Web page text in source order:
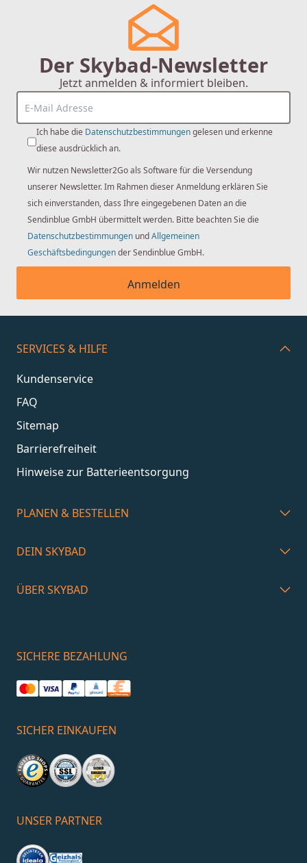
Der Skybad-Newsletter
Jetzt anmelden & informiert bleiben.
Ich habe die Datenschutzbestimmungengelesen und erkenne
diese ausdrücklich an.
Wir nutzen Newsletter2Go als Software für die Versendung
unserer Newsletter. Im Rahmen dieser Anmeldung erklären Sie
sich einverstanden, dass Ihre eingegebenen Daten an die
Sendinblue GmbH übermittelt werden. Bitte beachten Sie die
Datenschutzbestimmungen undAllgemeinen
Geschäftsbedingungender Sendinblue GmbH.
Anmelden
SERVICES & HILFE
Kundenservice
FAQ
Sitemap
Barrierefreiheit
Hinweise zur Batterieentsorgung
PLANEN & BESTELLEN
DEIN SKYBAD
ÜBER SKYBAD
SICHERE BEZAHLUNG
SICHER EINKAUFEN
UNSER PARTNER